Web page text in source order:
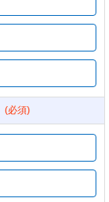
(必須)